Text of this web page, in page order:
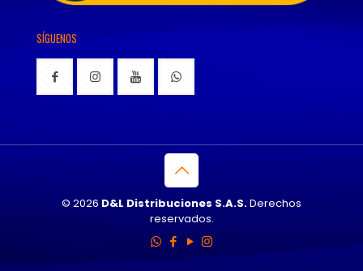
SÍGUENOS
© 2026 D&L Distribuciones S.A.S.Derechos
reservados.